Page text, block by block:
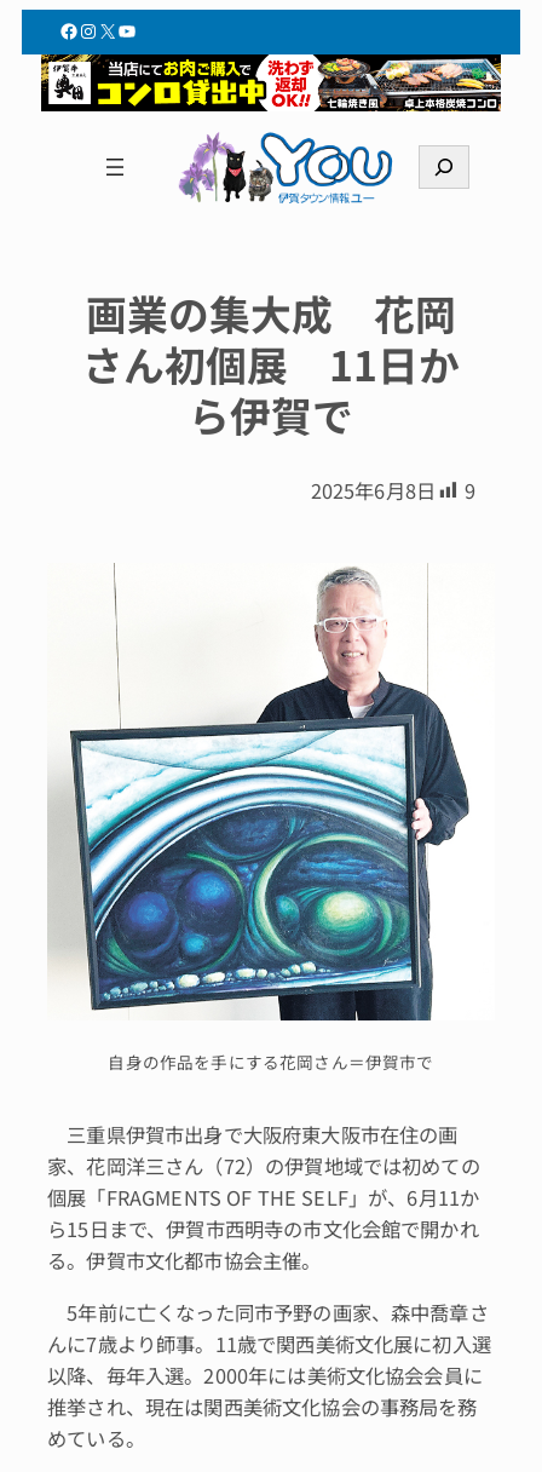
Facebook
Instagram
X YouTube
索
画業の集大成 花岡
さん初個展 11日か
ら伊賀で
2025年6月8日 9
自身の作品を手にする花岡さん＝伊賀市で
三重県伊賀市出身で大阪府東大阪市在住の画
家、花岡洋三さん（72）の伊賀地域では初めての
個展「FRAGMENTS OF THE SELF」が、6月11か
ら15日まで、伊賀市西明寺の市文化会館で開かれ
る。伊賀市文化都市協会主催。
5年前に亡くなった同市予野の画家、森中喬章さ
んに7歳より師事。11歳で関西美術文化展に初入選
以降、毎年入選。2000年には美術文化協会会員に
推挙され、現在は関西美術文化協会の事務局を務
めている。